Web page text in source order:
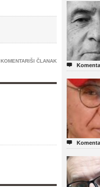
KOMENTARIŠI ČLANAK

